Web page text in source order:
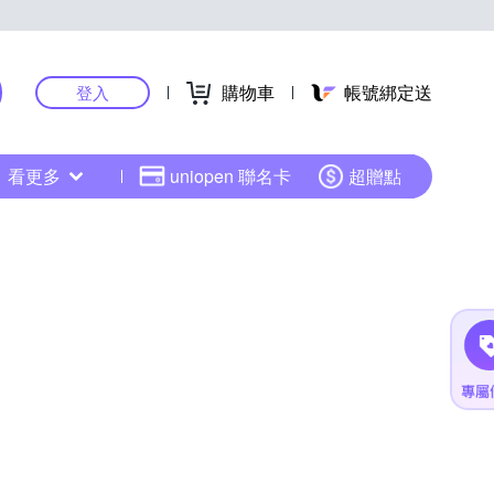
登入 購物車 帳號綁定送
看更多 uniopen 聯名卡 超贈點